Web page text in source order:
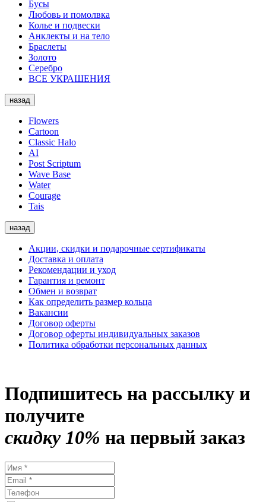
Бусы
Любовь и помолвка
Колье и подвески
Анклекты и на тело
Браслеты
Золото
Серебро
ВСЕ УКРАШЕНИЯ
назад
Flowers
Cartoon
Classic Halo
AI
Post Scriptum
Wave Base
Water
Courage
Tais
назад
Акции, скидки и подарочные сертификаты
Доставка и оплата
Рекомендации и уход
Гарантия и ремонт
Обмен и возврат
Как определить размер кольца
Вакансии
Договор оферты
Договор оферты индивидуальных заказов
Политика обработки персональных данных
Подпишитесь на рассылку и
получите
скидку 10% на первый заказ